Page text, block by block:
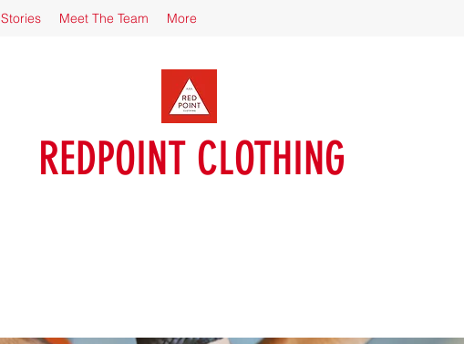
Stories Meet The Team More
REDPOINT CLOTHING